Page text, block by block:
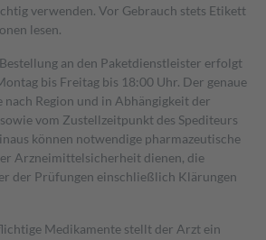
verwenden. Vor Gebrauch stets Etikett
lesen.
an den Paketdienstleister erfolgt
bis Freitag bis 18:00 Uhr. Der genaue
Region und in Abhängigkeit der
vom Zustellzeitpunkt des Spediteurs
können notwendige pharmazeutische
Arzneimittelsicherheit dienen, die
der Prüfungen einschließlich Klärungen
Medikamente stellt der Arzt ein